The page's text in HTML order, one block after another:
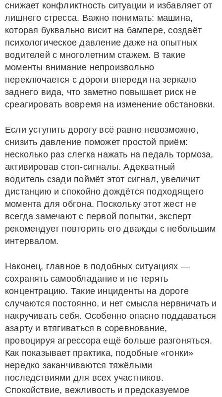
снижает конфликтность ситуации и избавляет от
лишнего стресса. Важно понимать: машина,
которая буквально висит на бампере, создаёт
психологическое давление даже на опытных
водителей с многолетним стажем. В такие
моменты внимание непроизвольно
переключается с дороги впереди на зеркало
заднего вида, что заметно повышает риск не
среагировать вовремя на изменение обстановки.
Если уступить дорогу всё равно невозможно,
снизить давление поможет простой приём:
несколько раз слегка нажать на педаль тормоза,
активировав стоп-сигналы. Адекватный
водитель сзади поймёт этот сигнал, увеличит
дистанцию и спокойно дождётся подходящего
момента для обгона. Поскольку этот жест не
всегда замечают с первой попытки, эксперт
рекомендует повторить его дважды с небольшим
интервалом.
Наконец, главное в подобных ситуациях —
сохранять самообладание и не терять
концентрацию. Такие инциденты на дороге
случаются постоянно, и нет смысла нервничать и
накручивать себя. Особенно опасно поддаваться
азарту и втягиваться в соревнование,
провоцируя агрессора ещё больше разгоняться.
Как показывает практика, подобные «гонки»
нередко заканчиваются тяжёлыми
последствиями для всех участников.
Спокойствие, вежливость и предсказуемое